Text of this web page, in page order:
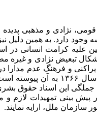
نژادی و مذهبی
وجود دارد. به همین
علیه کرامت انسانی در
اشکال تبعیض نژادی و
جملگی این اسناد حقوق
بینی تمهیدات لازم
ملل، ارایه نمایند.